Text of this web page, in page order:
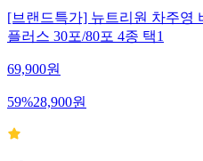
[브랜드특가] 뉴트리원 차주영
플러스 30포/80포 4종 택1
69,900원
59%28,900원